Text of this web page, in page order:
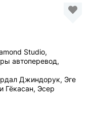
Studio,
автоперевод,
Джиндорук, Эге
Эсер